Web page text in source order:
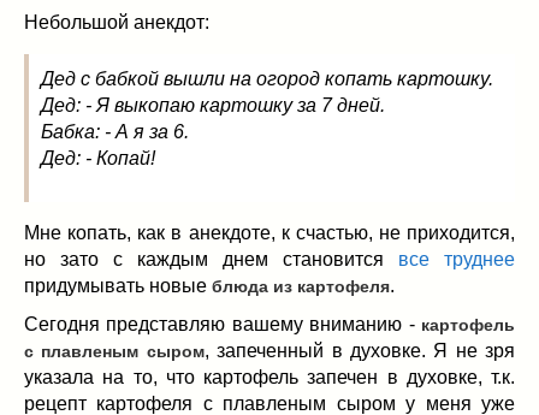
разное(6)
салаты(11)
соусы(1)
Грибы(5)
Напитки
(3)
Овощные заготовки
(11)
Сладкие заготовки(10)
(19)
конкурсы(7)
Небольшой анекдот:
Дед с бабкой вышли на огород копать картошку.
Дед: - Я выкопаю картошку за 7 дней.
Бабка: - А я за 6.
Дед: - Копай!
Мне копать, как в анекдоте, к счастью, не приходится,
но зато с каждым днем становится все труднее
придумывать новые блюда из картофеля.
Сегодня представляю вашему вниманию - картофель
с плавленым сыром, запеченный в духовке. Я не зря
указала на то, что картофель запечен в духовке, т.к.
рецепт картофеля с плавленым сыром у меня уже